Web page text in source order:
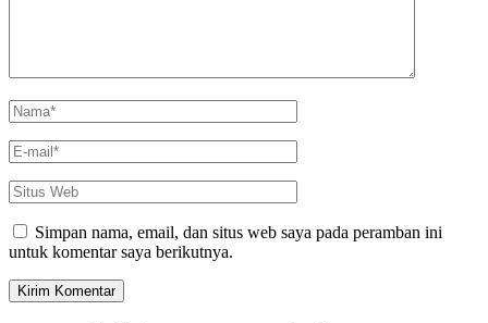
Nama*
E-
mail*
Situs
Web
Simpan nama, email, dan situs web saya pada peramban ini
untuk komentar saya berikutnya.